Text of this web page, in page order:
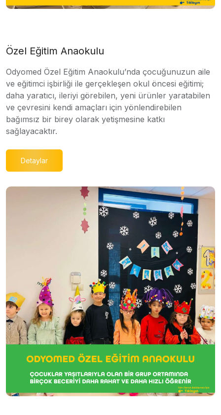
Özel Eğitim Anaokulu
Odyomed Özel Eğitim Anaokulu’nda çocuğunuzun aile
ve eğitimci işbirliği ile gerçekleşen okul öncesi eğitimi;
daha yaratıcı, ileriyi görebilen, yeni ürünler yaratabilen
ve çevresini kendi amaçları için yönlendirebilen
bağımsız bir birey olarak yetişmesine katkı
sağlayacaktır.
Detaylar